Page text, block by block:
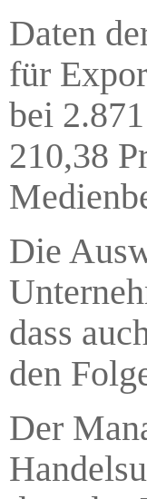
Daten
für
bei
210,38
Die
dass
den
Der